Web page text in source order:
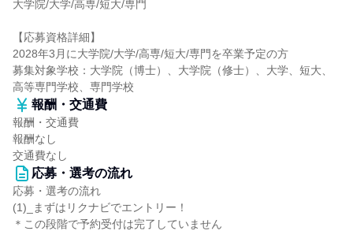
大学院/大学/高専/短大/専門
【応募資格詳細】
2028年3月に大学院/大学/高専/短大/専門を卒業予定の方
募集対象学校：大学院（博士）、大学院（修士）、大学、短大、
高等専門学校、専門学校
報酬・交通費
報酬・交通費
報酬なし
交通費なし
応募・選考の流れ
応募・選考の流れ
(1)_まずはリクナビでエントリー！
＊この段階で予約受付は完了していません